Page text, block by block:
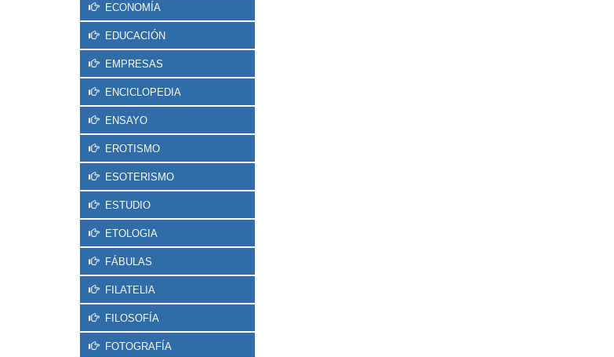
ECONOMÍA
EDUCACIÓN
EMPRESAS
ENCICLOPEDIA
ENSAYO
EROTISMO
ESOTERISMO
ESTUDIO
ETOLOGIA
FÁBULAS
FILATELIA
FILOSOFÍA
FOTOGRAFÍA